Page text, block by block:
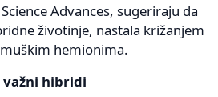
Advances, sugeriraju da
životinje, nastala križanjem
hemionima.
hibridi